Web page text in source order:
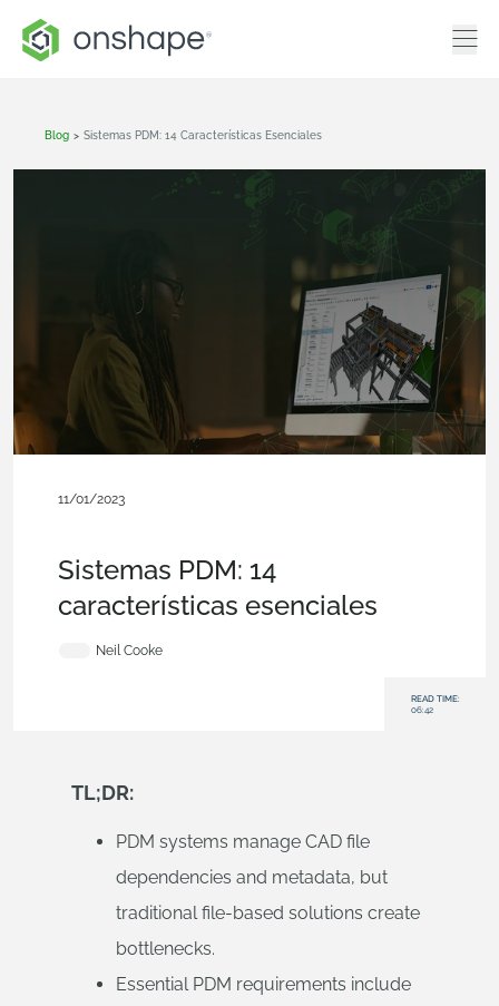
Blog > Sistemas PDM: 14 Características Esenciales
11/01/2023
Sistemas PDM: 14
características esenciales
Neil Cooke
READ TIME:
06:42
TL;DR:
PDM systems manage CAD file
dependencies and metadata, but
traditional file-based solutions create
bottlenecks.
Essential PDM requirements include